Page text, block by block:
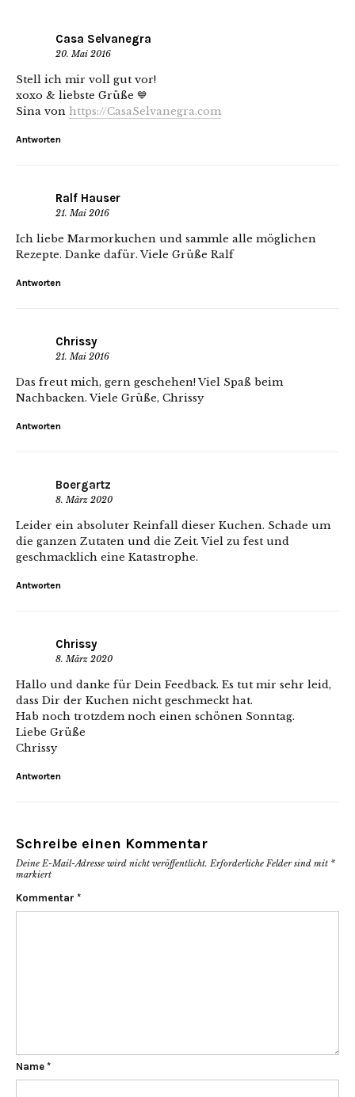
Casa Selvanegra
20. Mai 2016
Stell ich mir voll gut vor!
xoxo & liebste Grüße 💙
Sina von https://CasaSelvanegra.com
Antworten
Ralf Hauser
21. Mai 2016
Ich liebe Marmorkuchen und sammle alle möglichen
Rezepte. Danke dafür. Viele Grüße Ralf
Antworten
Chrissy
21. Mai 2016
Das freut mich, gern geschehen! Viel Spaß beim
Nachbacken. Viele Grüße, Chrissy
Antworten
Boergartz
8. März 2020
Leider ein absoluter Reinfall dieser Kuchen. Schade um
die ganzen Zutaten und die Zeit. Viel zu fest und
geschmacklich eine Katastrophe.
Antworten
Chrissy
8. März 2020
Hallo und danke für Dein Feedback. Es tut mir sehr leid,
dass Dir der Kuchen nicht geschmeckt hat.
Hab noch trotzdem noch einen schönen Sonntag.
Liebe Grüße
Chrissy
Antworten
Schreibe einen Kommentar
Deine E-Mail-Adresse wird nicht veröffentlicht. Erforderliche Felder sind mit *
markiert
Kommentar *
Name *